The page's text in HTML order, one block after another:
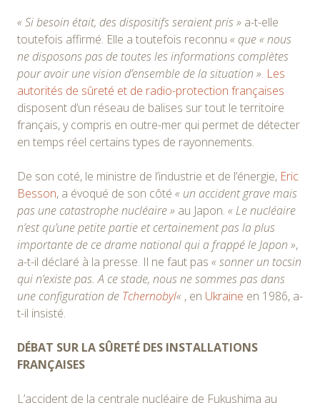
« Si besoin était, des dispositifs seraient pris » a-t-elle
toutefois affirmé. Elle a toutefois reconnu « que « nous
ne disposons pas de toutes les informations complètes
pour avoir une vision d’ensemble de la situation ». Les
autorités de sûreté et de radio-protection françaises
disposent d’un réseau de balises sur tout le territoire
français, y compris en outre-mer qui permet de détecter
en temps réel certains types de rayonnements.
De son coté, le ministre de l’industrie et de l’énergie, Eric
Besson, a évoqué de son côté « un accident grave mais
pas une catastrophe nucléaire » au Japon. « Le nucléaire
n’est qu’une petite partie et certainement pas la plus
importante de ce drame national qui a frappé le Japon »,
a-t-il déclaré à la presse. Il ne faut pas « sonner un tocsin
qui n’existe pas. A ce stade, nous ne sommes pas dans
une configuration de Tchernobyl« , en Ukraine en 1986, a-
t-il insisté.
DÉBAT SUR LA SÛRETÉ DES INSTALLATIONS
FRANÇAISES
L’accident de la centrale nucléaire de Fukushima au